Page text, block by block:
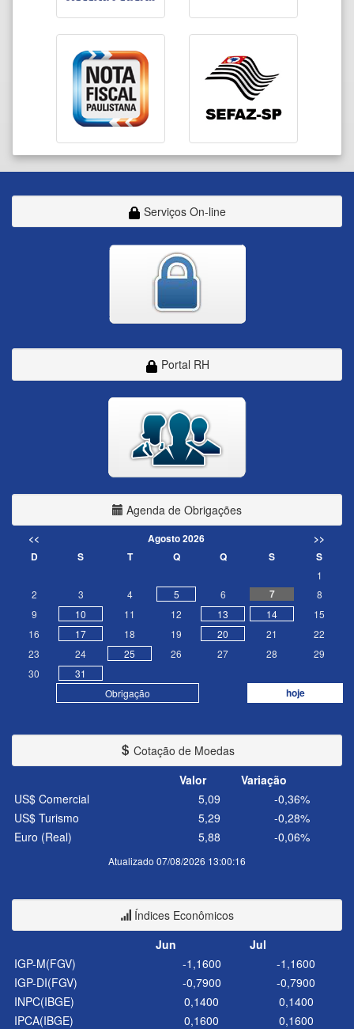
Serviços On-line
Portal RH
Agenda de Obrigações
<< Agosto 2026
>>
D
S T Q Q S S
Obrigação hoje
1
2
3 4 5 6 7
8
9
10 11 12 13 14
15
16
17 18 19 20 21
22
23
24 25 26 27 28
29
30
31
Cotação de Moedas
Valor
Variação
Atualizado 07/08/2026 13:00:16
US$ Comercial 5,09
-0,36%
US$ Turismo
5,29
-0,28%
Euro (Real)
5,88 -0,06%
Índices Econômicos
Jun
Jul
IGP-M(FGV)
-1,1600
-1,1600
IGP-DI(FGV)
-0,7900
-0,7900
INPC(IBGE)
0,1400
0,1400
IPCA(IBGE)
0,1600
0,1600